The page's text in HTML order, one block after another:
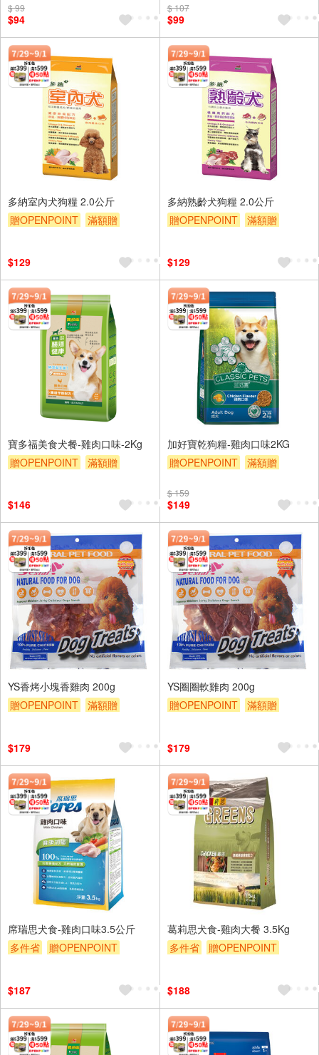
$ 99
$94
贈$200
$ 107
$99
多納室內犬狗糧 2.0公斤
贈OPENPOINT
滿額贈
$129
多納熟齡犬狗糧 2.0公斤
贈OPENPOINT
滿額贈
$129
寶多福美食犬餐-雞肉口味-2Kg
贈OPENPOINT
滿額贈
$146
加好寶乾狗糧-雞肉口味2KG
贈OPENPOINT
滿額贈
$ 159
$149
YS香烤小塊香雞肉 200g
贈OPENPOINT
滿額贈
$179
YS圈圈軟雞肉 200g
贈OPENPOINT
滿額贈
$179
席瑞思犬食-雞肉口味3.5公斤
多件省
贈OPENPOINT
$187
葛莉思犬食-雞肉大餐 3.5Kg
多件省
贈OPENPOINT
$188